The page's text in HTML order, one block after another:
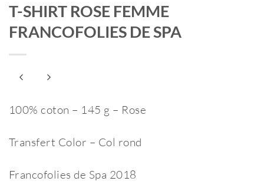
T-SHIRT ROSE FEMME
FRANCOFOLIES DE SPA
100% coton – 145 g – Rose
Transfert Color – Col rond
Francofolies de Spa 2018